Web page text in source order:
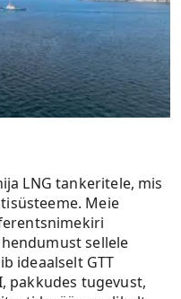
LNG tankeritele, mis
Meie
sellele
ideaalselt GTT
pakkudes tugevust,